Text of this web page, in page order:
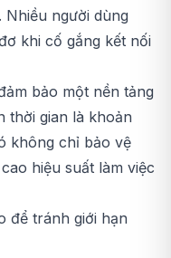
người dùng
khi cố gắng kết nối
bảo một nền tảng
thời gian là khoản
không chỉ bảo vệ
hiệu suất làm việc
để tránh giới hạn